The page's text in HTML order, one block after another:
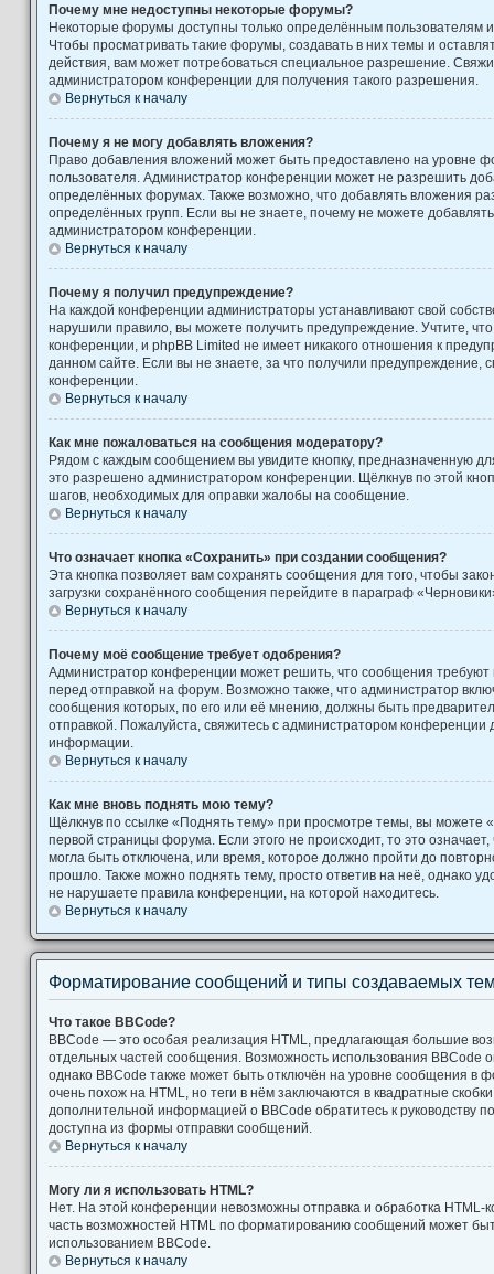
Почему мне недоступны некоторые форумы?
Некоторые форумы доступны только определённым пользователям
Чтобы просматривать такие форумы, создавать в них темы и
действия, вам может потребоваться специальное разрешение.
администратором конференции для получения такого разрешения.
Вернуться к началу
Почему я не могу добавлять вложения?
Право добавления вложений может быть предоставлено на уровне
пользователя. Администратор конференции может не разрешить
определённых форумах. Также возможно, что добавлять вложения
определённых групп. Если вы не знаете, почему не можете
администратором конференции.
Вернуться к началу
Почему я получил предупреждение?
На каждой конференции администраторы устанавливают свой
нарушили правило, вы можете получить предупреждение. Учтите,
конференции, и phpBB Limited не имеет никакого отношения к
данном сайте. Если вы не знаете, за что получили предупреждение,
конференции.
Вернуться к началу
Как мне пожаловаться на сообщения модератору?
Рядом с каждым сообщением вы увидите кнопку, предназначенную
это разрешено администратором конференции. Щёлкнув по этой
шагов, необходимых для оправки жалобы на сообщение.
Вернуться к началу
Что означает кнопка «Сохранить» при создании сообщения?
Эта кнопка позволяет вам сохранять сообщения для того, чтобы
загрузки сохранённого сообщения перейдите в параграф
Вернуться к началу
Почему моё сообщение требует одобрения?
Администратор конференции может решить, что сообщения требуют
перед отправкой на форум. Возможно также, что администратор
сообщения которых, по его или её мнению, должны быть
отправкой. Пожалуйста, свяжитесь с администратором конференции
информации.
Вернуться к началу
Как мне вновь поднять мою тему?
Щёлкнув по ссылке «Поднять тему» при просмотре темы, вы можете
первой страницы форума. Если этого не происходит, то это
могла быть отключена, или время, которое должно пройти до
прошло. Также можно поднять тему, просто ответив на неё, однако
не нарушаете правила конференции, на которой находитесь.
Вернуться к началу
Форматирование сообщений и типы создаваемых
Что такое BBCode?
BBCode — это особая реализация HTML, предлагающая большие
отдельных частей сообщения. Возможность использования BBCode
однако BBCode также может быть отключён на уровне сообщения в
очень похож на HTML, но теги в нём заключаются в квадратные
дополнительной информацией о BBCode обратитесь к руководству
доступна из формы отправки сообщений.
Вернуться к началу
Могу ли я использовать HTML?
Нет. На этой конференции невозможны отправка и обработка
часть возможностей HTML по форматированию сообщений может
использованием BBCode.
Вернуться к началу